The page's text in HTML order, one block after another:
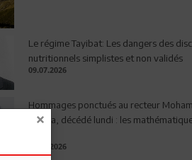
Le régime Tayibat: Les dangers des
nutritionnels simplistes et non validés
09.07.2026
Hommages ponctués au recteur
Amara, décédé lundi : les
03.08.2026